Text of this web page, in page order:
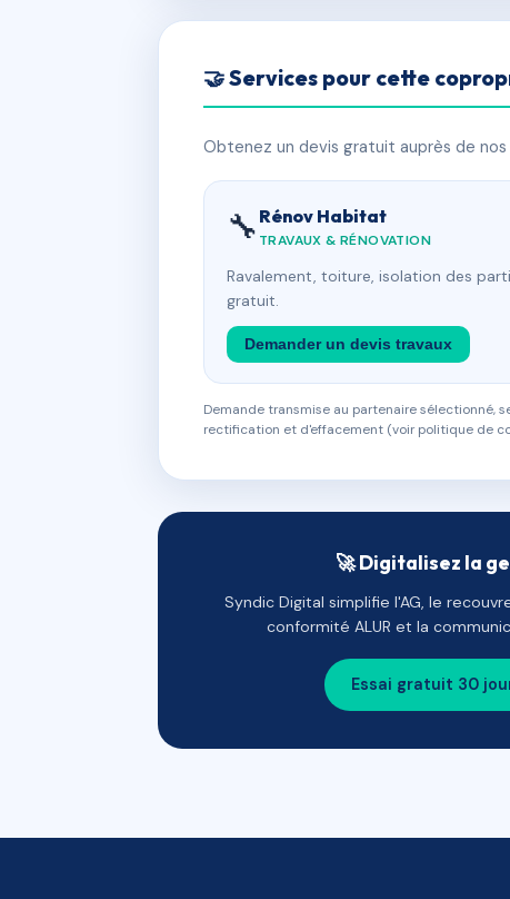
🤝 Services pour cette
Obtenez un devis gratuit auprès de
🔧 Rénov Habitat
TRAVAUX & RÉNOVATION
Ravalement, toiture, isolation des
gratuit.
Demander un devis travaux
Demande transmise au partenaire sélectionné,
rectification et d'effacement (voir politique de
🚀 Digitalisez la
Syndic Digital simplifie l'AG, le
conformité ALUR et la
Essai gratuit 30